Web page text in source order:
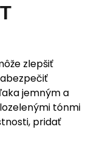
zlepšiť
jemným a
tónmi
pridať